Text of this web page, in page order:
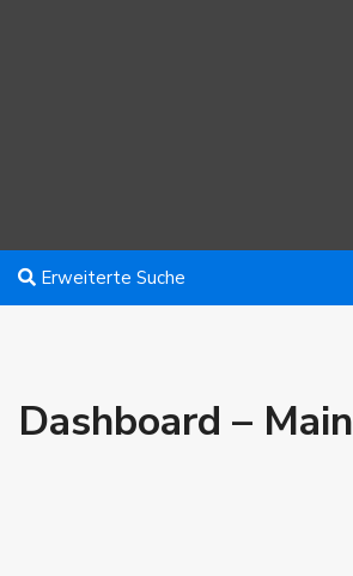
Erweiterte Suche
Dashboard – Main